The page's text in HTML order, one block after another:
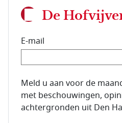
De
E-mail
E-mailadres van de
Meld u aan voor de
met beschouwingen,
achtergronden uit Den